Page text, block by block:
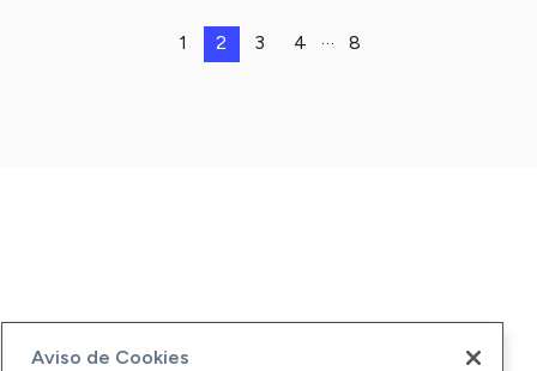
1 2 3 4 … 8
Aviso de Cookies